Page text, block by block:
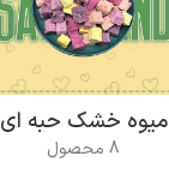
میوه خشک حبه ای
8 محصول